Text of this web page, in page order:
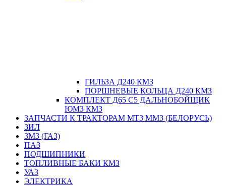
ГИЛЬЗА Д240 КМЗ
ПОРШНЕВЫЕ КОЛЬЦА Д240 КМЗ
КОМПЛЕКТ Д65 С5 ДАЛЬНОБОЙЩИК
ЮМЗ КМЗ
ЗАПЧАСТИ К ТРАКТОРАМ МТЗ ММЗ (БЕЛОРУСЬ)
ЗИЛ
ЗМЗ (ГАЗ)
ПАЗ
ПОДШИПНИКИ
ТОПЛИВНЫЕ БАКИ КМЗ
УАЗ
ЭЛЕКТРИКА